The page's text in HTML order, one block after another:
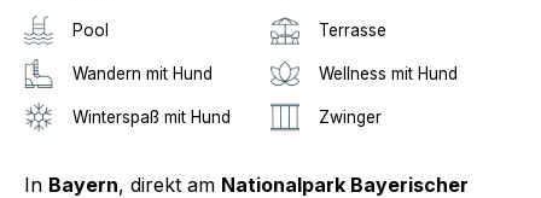
Pool Terrasse
Wandern mit Hund Wellness mit Hund
Winterspaß mit Hund Zwinger
In Bayern, direkt am Nationalpark Bayerischer